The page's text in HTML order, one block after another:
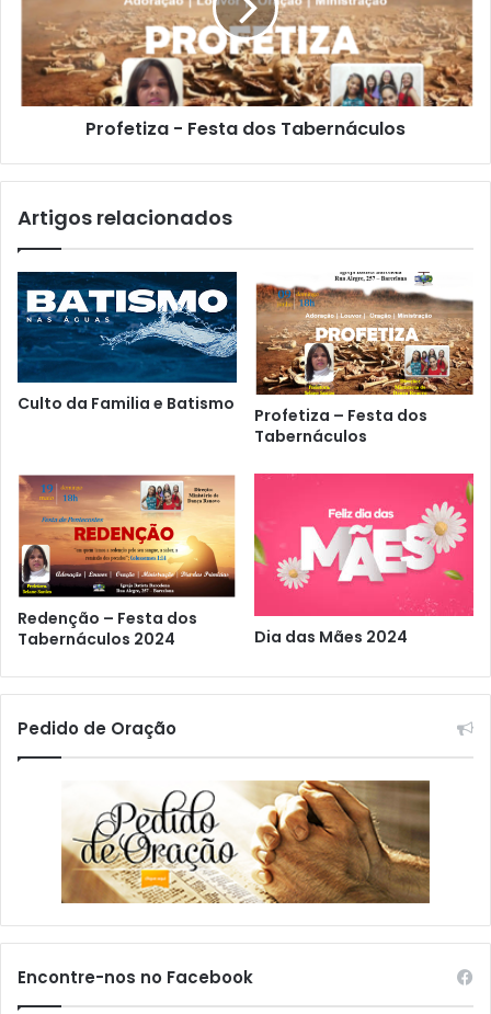
Profetiza - Festa dos Tabernáculos
Artigos relacionados
Culto da Familia e Batismo
Profetiza – Festa dos
Tabernáculos
Redenção – Festa dos
Tabernáculos 2024
Dia das Mães 2024
Pedido de Oração
Encontre-nos no Facebook